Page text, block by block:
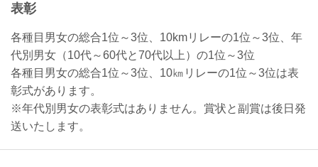
表彰
各種目男女の総合1位～3位、10kmリレーの1位～3位、年
代別男女（10代～60代と70代以上）の1位～3位
各種目男女の総合1位～3位、10㎞リレーの1位～3位は表
彰式があります。
※年代別男女の表彰式はありません。賞状と副賞は後日発
送いたします。